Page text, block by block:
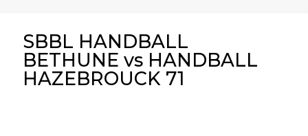
SBBL HANDBALL
BETHUNE vs HANDBALL
HAZEBROUCK 71